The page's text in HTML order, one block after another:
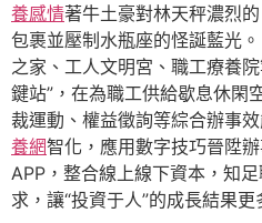
養感情著牛土豪對林天秤濃烈
包裹並壓制水瓶座的怪誕藍光
之家、工人文明宮、職工療養
鍵站”，在為職工供給歇息休閑
裁運動、權益徵詢等綜合辦事
養網智化，應用數字技巧晉陞
APP，整合線上線下資本，知
求，讓“投資于人”的成長結果